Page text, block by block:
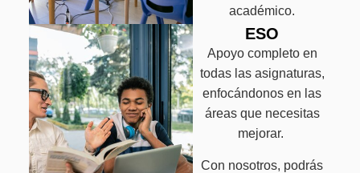
académico.
ESO
Apoyo completo en
todas las asignaturas,
enfocándonos en las
áreas que necesitas
mejorar.
Con nosotros, podrás